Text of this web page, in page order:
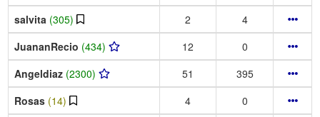
salvita (305) 2
4
JuananRecio (434) 12
0
Angeldiaz (2300) 51
395
Rosas (14) 4
0